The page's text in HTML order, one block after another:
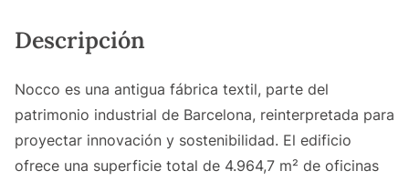
Descripción
Nocco es una antigua fábrica textil, parte del
patrimonio industrial de Barcelona, reinterpretada para
proyectar innovación y sostenibilidad. El edificio
ofrece una superficie total de 4.964,7 m² de oficinas